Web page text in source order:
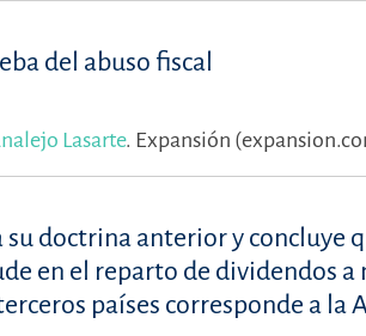
del abuso fiscal
Lasarte. Expansión
doctrina anterior y concluye
en el reparto de dividendos a
países corresponde a la